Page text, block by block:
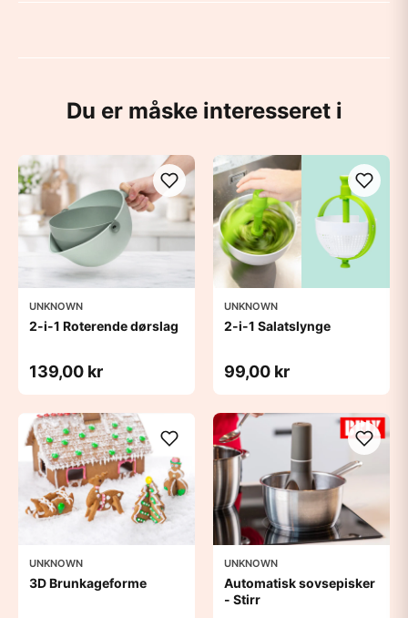
Du er måske interesseret i
UNKNOWN
2-i-1 Roterende dørslag
139,00 kr
UNKNOWN
2-i-1 Salatslynge
99,00 kr
UNKNOWN
3D Brunkageforme
UNKNOWN
Automatisk sovsepisker
- Stirr